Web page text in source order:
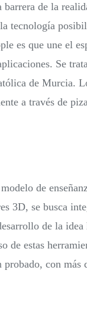
barrera de la
tecnología
es que une el
Se
de Murcia.
a través de
de
3D, se busca
de la idea
de estas
con más